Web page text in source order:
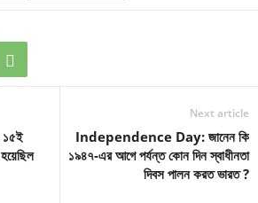
Next article
Independence Day: জানেন কি
১৯৪৭-এর আগে পর্যন্ত কোন দিন স্বাধীনতা
দিবস পালন করত ভারত ?